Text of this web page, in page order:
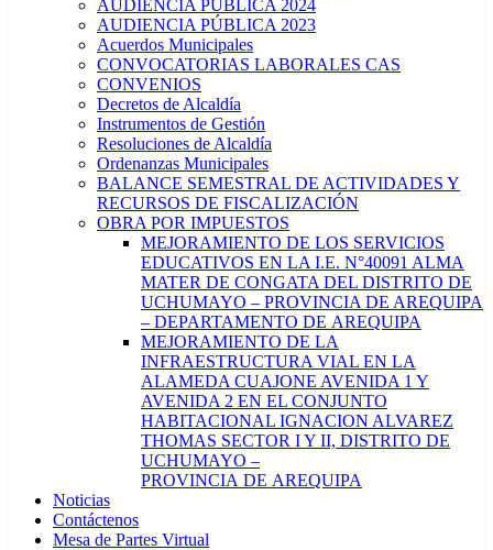
AUDIENCIA PÚBLICA 2024
AUDIENCIA PÚBLICA 2023
Acuerdos Municipales
CONVOCATORIAS LABORALES CAS
CONVENIOS
Decretos de Alcaldía
Instrumentos de Gestión
Resoluciones de Alcaldía
Ordenanzas Municipales
BALANCE SEMESTRAL DE ACTIVIDADES Y
RECURSOS DE FISCALIZACIÓN
OBRA POR IMPUESTOS
MEJORAMIENTO DE LOS SERVICIOS
EDUCATIVOS EN LA I.E. N°40091 ALMA
MATER DE CONGATA DEL DISTRITO DE
UCHUMAYO – PROVINCIA DE AREQUIPA
– DEPARTAMENTO DE AREQUIPA
MEJORAMIENTO DE LA
INFRAESTRUCTURA VIAL EN LA
ALAMEDA CUAJONE AVENIDA 1 Y
AVENIDA 2 EN EL CONJUNTO
HABITACIONAL IGNACION ALVAREZ
THOMAS SECTOR I Y II, DISTRITO DE
UCHUMAYO –
PROVINCIA DE AREQUIPA
Noticias
Contáctenos
Mesa de Partes Virtual